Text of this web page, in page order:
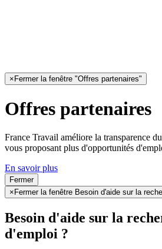
× Fermer la fenêtre "Offres partenaires"
Offres partenaires
France Travail améliore la transparence
vous proposant plus d'opportunités
En savoir plus
Fermer
× Fermer la fenêtre Besoin d'aide sur la
Besoin d'aide sur la
d'emploi ?